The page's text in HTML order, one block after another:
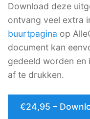
Download deze
ontvang veel extra
buurtpagina op
document kan
gedeeld worden
af te drukken.
€24,95 –